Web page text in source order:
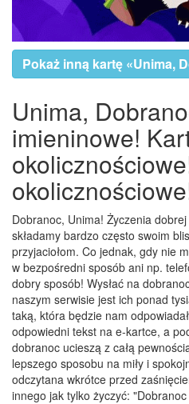
Pokaż inną kartę «Unima,
Unima,
imieninowe!
Dobranoc, Unima! Życzenia
składamy bardzo często swoim
przyjaciołom. Co jednak, gdy nie
w bezpośredni sposób ani np.
dobry sposób! Wysłać na
naszym serwisie jest ich ponad
taką, która będzie nam
odpowiedni tekst na e-kartce, a
dobranoc ucieszą z całą
lepszego sposobu na miły i
odczytana wkrótce przed
innego jak tylko życzyć: "Dobranoc